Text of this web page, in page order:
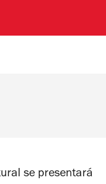
se presentará